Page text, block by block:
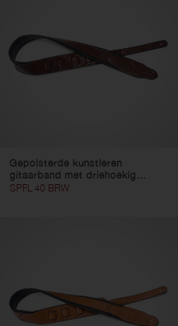
Gepolsterde kunstleren
gitaarband met driehoekig...
SPFL 40 BRW